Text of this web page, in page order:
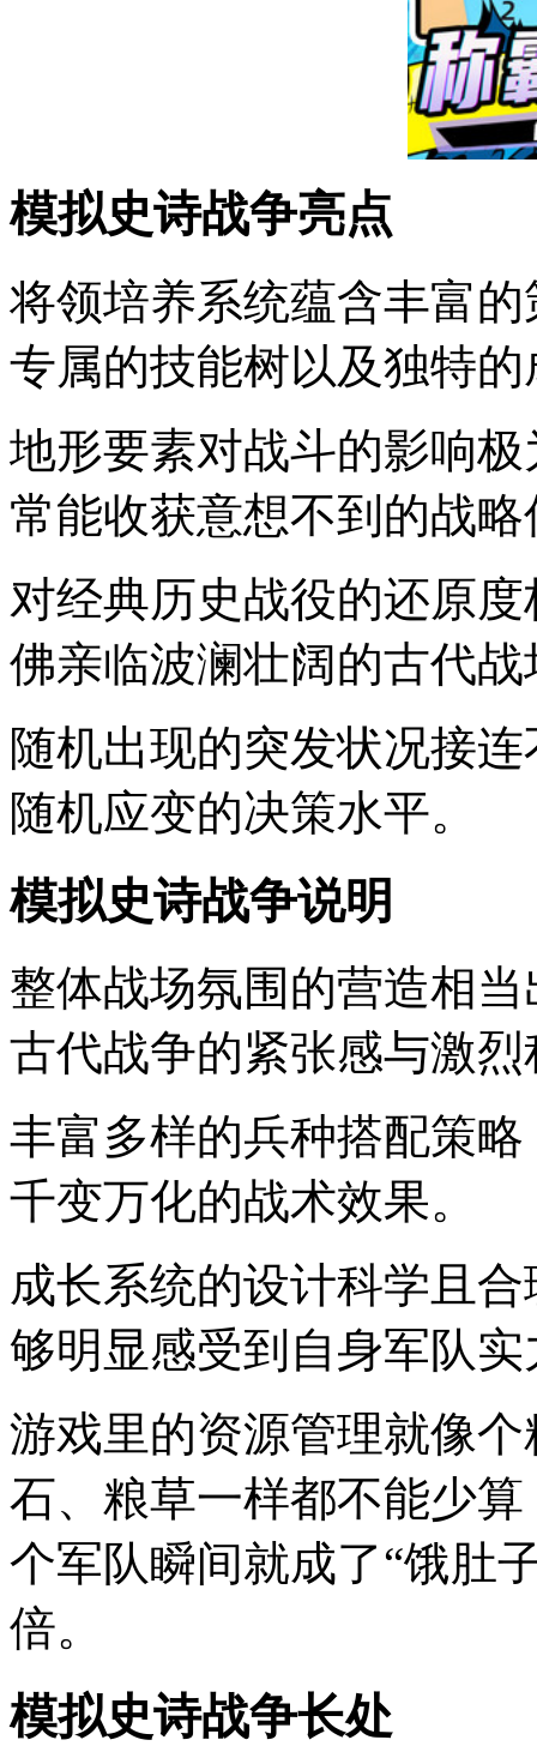
模拟史诗战争亮点
将领培养系统蕴含丰富
专属的技能树以及独特
地形要素对战斗的影响
常能收获意想不到的战略
对经典历史战役的还原
佛亲临波澜壮阔的古代战
随机出现的突发状况接
随机应变的决策水平。
模拟史诗战争说明
整体战场氛围的营造相
古代战争的紧张感与激烈
丰富多样的兵种搭配策
千变万化的战术效果。
成长系统的设计科学且
够明显感受到自身军队
游戏里的资源管理就像
石、粮草一样都不能少
个军队瞬间就成了“饿肚
倍。
模拟史诗战争长处